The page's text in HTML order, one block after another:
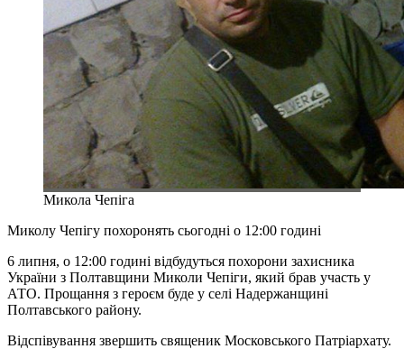
Микола Чепіга
Миколу Чепігу похоронять сьогодні о 12:00 годині
6 липня, о 12:00 годині відбудуться похорони захисника
України з Полтавщини Миколи Чепіги, який брав участь у
АТО. Прощання з героєм буде у селі Надержанщині
Полтавського району.
Відспівування звершить священик Московського Патріархату.